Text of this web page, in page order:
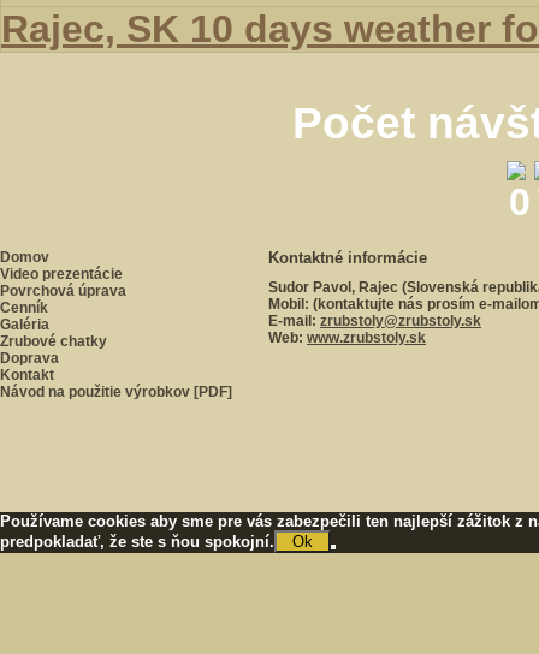
Rajec, SK 10 days weather
Počet
Domov
Video prezentácie
Povrchová úprava
Cenník
Galéria
Zrubové chatky
Doprava
Kontakt
Návod na použitie výrobkov [PDF]
Kontaktné informácie
Sudor Pavol, Rajec (Slovenská
Mobil: (kontaktujte nás prosím e-
E-mail: zrubstoly@zrubstoly.sk
Web: www.zrubstoly.sk
Používame cookies aby sme pre vás zabezpečili ten najlepší zážitok
predpokladať, že ste s ňou spokojní.
Ok